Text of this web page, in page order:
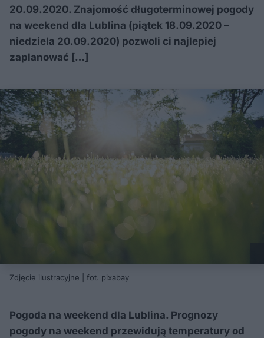
20.09.2020. Znajomość długoterminowej pogody
na weekend dla Lublina (piątek 18.09.2020 –
niedziela 20.09.2020) pozwoli ci najlepiej
zaplanować […]
Zdjęcie ilustracyjne | fot. pixabay
Pogoda na weekend dla Lublina. Prognozy
pogody na weekend przewidują temperatury od